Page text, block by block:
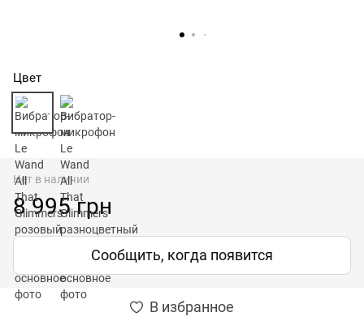
Цвет
Нет в наличии
8 995 грн
Сообщить, когда появится
В избранное